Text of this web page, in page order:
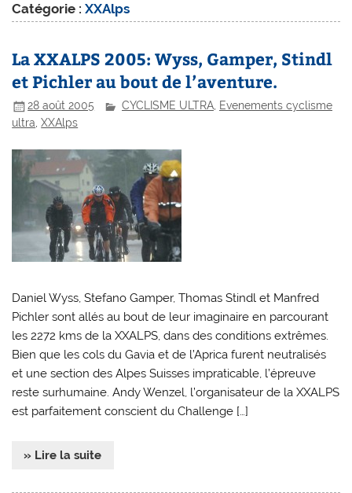
Catégorie :XXAlps
La XXALPS 2005: Wyss, Gamper, Stindl
et Pichler au bout de l’aventure.
28 août 2005 CYCLISME ULTRA, Evenements cyclisme
ultra ,XXAlps
Daniel Wyss, Stefano Gamper, Thomas Stindl et Manfred
Pichler sont allés au bout de leur imaginaire en parcourant
les 2272 kms de la XXALPS, dans des conditions extrêmes.
Bien que les cols du Gavia et de l’Aprica furent neutralisés
et une section des Alpes Suisses impraticable, l’épreuve
reste surhumaine. Andy Wenzel, l’organisateur de la XXALPS
est parfaitement conscient du Challenge […]
» Lire la suite